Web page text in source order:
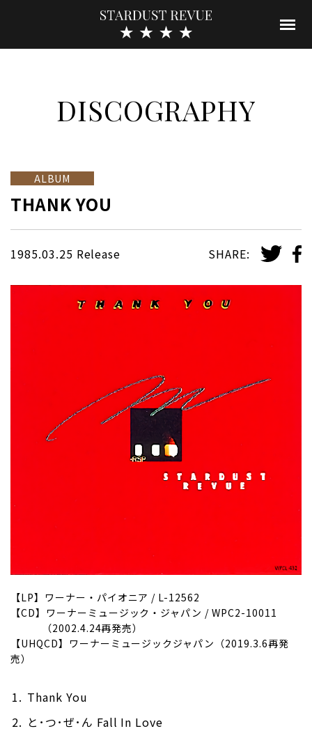
DISCOGRAPHY
ALBUM
THANK YOU
1985.03.25 Release SHARE:
【LP】ワーナー・パイオニア / L-12562
【CD】ワーナーミュージック・ジャパン / WPC2-10011
（2002.4.24再発売）
【UHQCD】ワーナーミュージックジャパン（2019.3.6再発
売）
Thank You
と･つ･ぜ･ん Fall In Love